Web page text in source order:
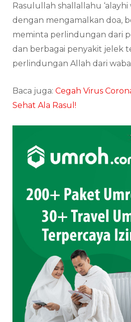
Rasulullah shallallahu ‘alayhi
dengan mengamalkan doa,
meminta perlindungan dari
dan berbagai penyakit jelek
perlindungan Allah dari
Baca juga: Cegah Virus
Sehat Ala Rasul!